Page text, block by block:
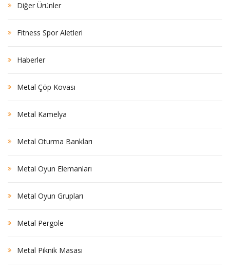
Diğer Ürünler
Fitness Spor Aletleri
Haberler
Metal Çöp Kovası
Metal Kamelya
Metal Oturma Bankları
Metal Oyun Elemanları
Metal Oyun Grupları
Metal Pergole
Metal Piknik Masası